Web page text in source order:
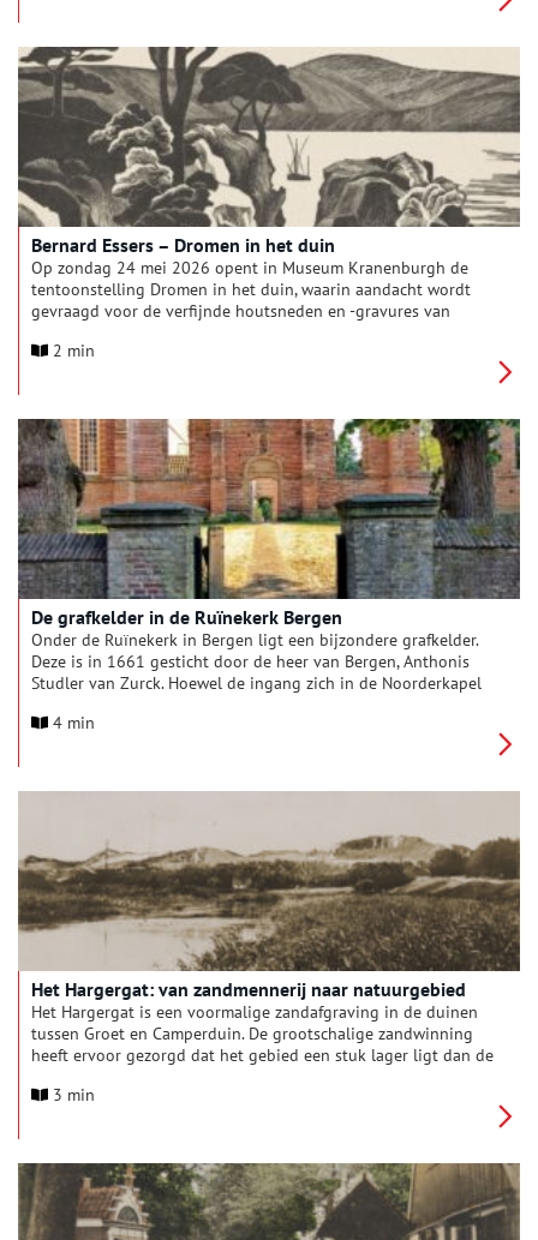
Bernard Essers – Dromen in het duin
Op zondag 24 mei 2026 opent in Museum Kranenburgh de
tentoonstelling Dromen in het duin, waarin aandacht wordt
gevraagd voor de verfijnde houtsneden en -gravures van
1945), die in de jaren 1920 en 1930 deel uitmaakt van de
bleef lange tijd onderbelicht.
2 min
De grafkelder in de Ruïnekerk Bergen
Onder de Ruïnekerk in Bergen ligt een bijzondere grafkelder.
Deze is in 1661 gesticht door de heer van Bergen, Anthonis
Studler van Zurck. Hoewel de ingang zich in de Noorderkapel
4 min
Het Hargergat: van zandmennerij naar natuurgebied
Het Hargergat is een voormalige zandafgraving in de duinen
tussen Groet en Camperduin. De grootschalige zandwinning
heeft ervoor gezorgd dat het gebied een stuk lager ligt dan de
flora en fauna te vinden is.
3 min